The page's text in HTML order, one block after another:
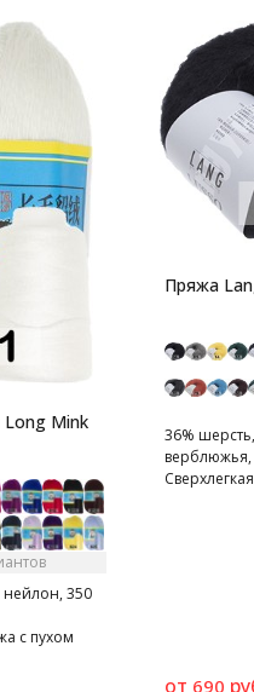
Mink
нейлон, 350
с пухом
Пряжа
36%
верблюжья,
от 690